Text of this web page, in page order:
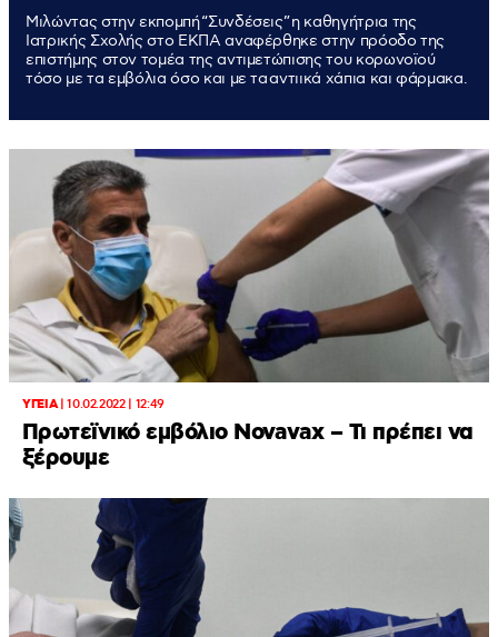
Μιλώντας στην εκπομπή “Συνδέσεις” η καθηγήτρια της
Ιατρικής Σχολής στο ΕΚΠΑ αναφέρθηκε στην πρόοδο της
επιστήμης στον τομέα της αντιμετώπισης του κορωνοϊού
τόσο με τα εμβόλια όσο και με τα αντιικά χάπια και φάρμακα.
ΥΓΕΙΑ|10.02.2022 | 12:49
Πρωτεϊνικό εμβόλιο Novavax – Τι πρέπει να
ξέρουμε